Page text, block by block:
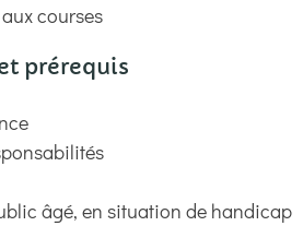
courses
prérequis
âgé, en situation de handicap